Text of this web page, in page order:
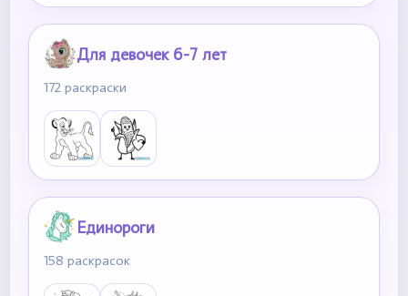
Для девочек 6-7 лет
172 раскраски
Единороги
158 раскрасок